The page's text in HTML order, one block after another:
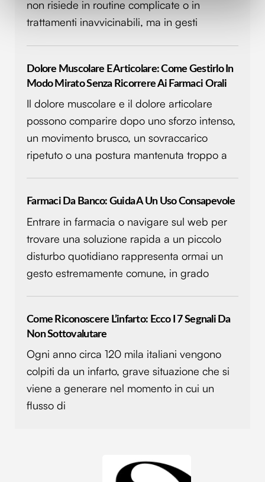
Approfondisci come vengono elaborati i tuoi dati personali
e imposta le tue preferenze nellasezione dettagli. Puoi
dalla Dichiarazione sui cookie.
Utilizziamo i cookie per personalizzare contenuti ed
annunci, per fornire funzionalità dei social media e per
analizzare il nostro traffico. Condividiamo inoltre
informazioni sul modo in cui utilizzi il nostro sito con i
nostri partner che si occupano di analisi dei dati web,
raccolto dal tuo utilizzo dei loro servizi.
non risiede in routine complicate o in
trattamenti inavvicinabili, ma in gesti
Dolore Muscolare E Articolare: Come Gestirlo In
Modo Mirato Senza Ricorrere Ai Farmaci Orali
Il dolore muscolare e il dolore articolare
possono comparire dopo uno sforzo intenso,
un movimento brusco, un sovraccarico
ripetuto o una postura mantenuta troppo a
Farmaci Da Banco: Guida A Un Uso Consapevole
Entrare in farmacia o navigare sul web per
trovare una soluzione rapida a un piccolo
disturbo quotidiano rappresenta ormai un
gesto estremamente comune, in grado
Come Riconoscere L’infarto: Ecco I 7 Segnali Da
Non Sottovalutare
Ogni anno circa 120 mila italiani vengono
colpiti da un infarto, grave situazione che si
viene a generare nel momento in cui un
flusso di